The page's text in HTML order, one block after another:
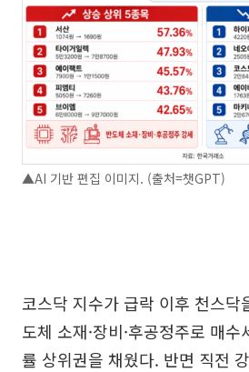
▲AI 기반 편집 이미지. (출처=챗GPT)
코스닥 지수가 급락 이후 천스닥
도체 소재·장비·후공정주로 매
률 상위권을 채웠다. 반면 직전